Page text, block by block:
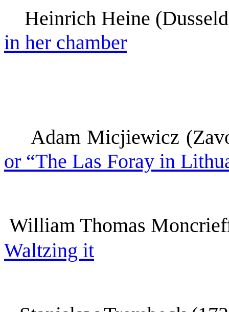
Heinrich Heine
in her chamber
Adam Micjiewicz
or “The Las Foray in
William Thomas
Waltzing it